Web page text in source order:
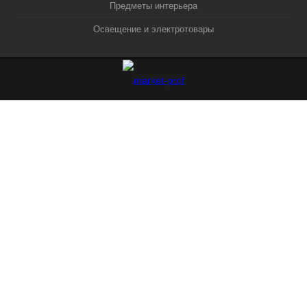
Предметы интерьера
Освещение и электротовары